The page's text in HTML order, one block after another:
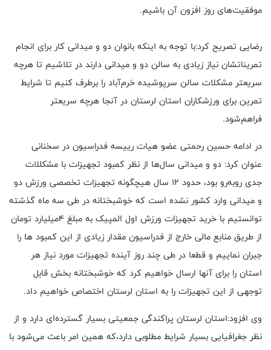
موفقیت‌‌های روز افزون آن باشیم.
رضایی تصریح کرد:با توجه به اینکه بانوان دو و میدانی کار برای انجام
تمریناتشان نیاز زیادی به سالن دو و میدانی دارند در تلاشیم تا هرچه
سریعتر مشکلات سالن سرپوشیده خرم‌آباد را برطرف کنیم تا شرایط
تمرین برای ورزشکاران استان لرستان در آنجا هرچه سریعتر
فراهم‌شود.
در ادامه حسین رحمتی عضو هیات رییسه فدراسیون در سخنانی
عنوان کرد: دو و میدانی سال‌ها از نظر کمبود تجهیزات با مشکللات
جدی روبه‌رو بود، حدود ۱۲ سال هیچگونه تجهیزات تخصصی ورزش دو
و میدانی وارد کشور نشده است که خوشبختانه در طی سه ماه گذشته
توانستیم با خرید تجهیزات ورزش اول المپیک به مبلغ ۴میلیارد تومان
از طریق منابع مالی خارج از فدراسیون مقدار زیادی از این کمبود ها را
جبران نماییم و قطعا در طی چند روز آینده تجهیزات مورد نیاز هر
استان را برای آنها ارسال خواهیم کرد که خوشبختانه بخش قابل
توجهی از این تجهیزات را به استان لرستان اختصاص خواهیم داد.
وی افزود:استان لرستان پراکندگی جمعیتی بسیار گسترده‌ای دارد و از
نظر جغرافیایی بسیار شرایط مطلوبی دارد،که همین امر باعث می‌شود با